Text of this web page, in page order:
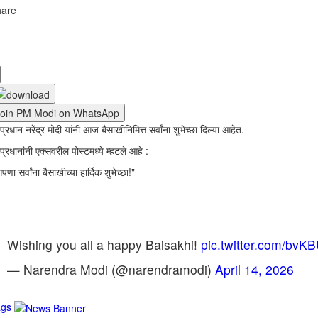
PM Modi on WhatsApp
नरेंद्र मोदी यांनी आज बैसाखीनिमित्त सर्वांना शुभेच्छा दिल्या आहेत.
एक्सवरील पोस्टमध्ये म्हटले आहे :
सर्वांना बैसाखीच्या हार्दिक शुभेच्छा!"
Wishing you all a happy Baisakhi! pic.twitter.com/
— Narendra Modi (@narendramodi) April 14, 2026